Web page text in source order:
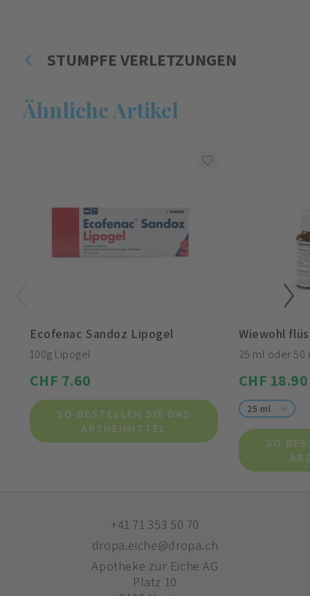
STUMPFE VERLETZUNGEN
Ähnliche Artikel
Ecofenac Sandoz Lipogel
100g Lipogel
CHF 7.60
SO BESTELLEN SIE DAS
ARZNEIMITTEL
Wiewohl
25 ml oder 50
CHF 18.90
25 ml
SO
+41 71 353 50 70
dropa.eiche@dropa.ch
Apotheke zur Eiche AG
Platz 10